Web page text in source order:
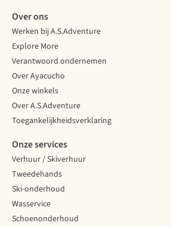
Over ons
Werken bij A.S.Adventure
Explore More
Verantwoord ondernemen
Over Ayacucho
Onze winkels
Over A.S.Adventure
Toegankelijkheidsverklaring
Onze services
Verhuur / Skiverhuur
Tweedehands
Ski-onderhoud
Wasservice
Schoenonderhoud